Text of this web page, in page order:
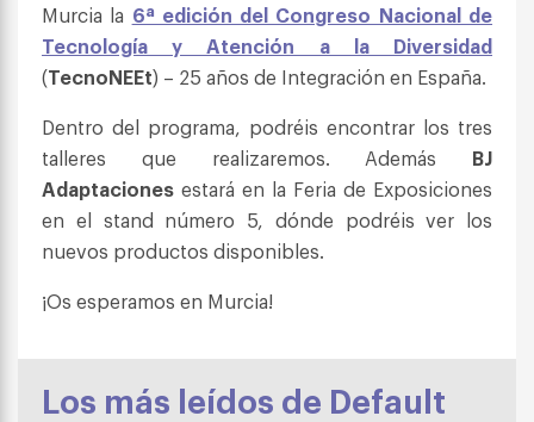
Murcia la 6ª edición del Congreso Nacional de
Tecnología y Atención a la Diversidad
(TecnoNEEt) – 25 años de Integración en España.
Dentro del programa, podréis encontrar los tres
talleres que realizaremos. Además BJ
Adaptaciones estará en la Feria de Exposiciones
en el stand número 5, dónde podréis ver los
nuevos productos disponibles.
¡Os esperamos en Murcia!
Los más leídos de Default